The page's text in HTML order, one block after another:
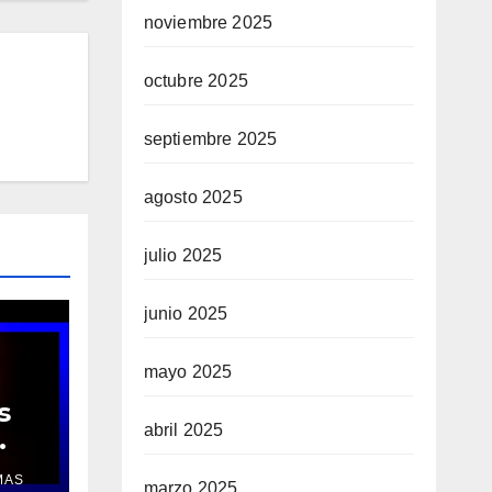
noviembre 2025
octubre 2025
septiembre 2025
agosto 2025
julio 2025
junio 2025
mayo 2025
abril 2025
marzo 2025